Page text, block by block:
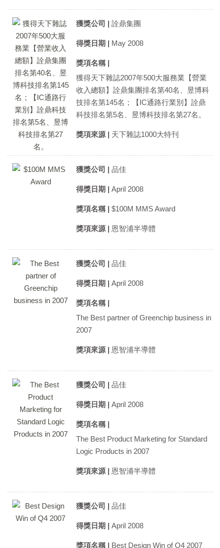
獲獎公司 | 詮鼎集團
得獎日期 | May 2008
獎項名稱 |
獲得天下雜誌2007年500大服務業【營業
收入總額】詮鼎集團排名第40名、昱博科
技排名第145名；【IC通路行業別】詮鼎
科技排名第5名、昱博科技排名第27名。
獎項來源 | 天下雜誌1000大特刊
獲獎公司 | 品佳
得獎日期 | April 2008
獎項名稱 | $100M MMS Award
獎項來源 | 恩智浦半導體
獲獎公司 | 品佳
得獎日期 | April 2008
獎項名稱 |
The Best partner of Greenchip business in
2007
獎項來源 | 恩智浦半導體
獲獎公司 | 品佳
得獎日期 | April 2008
獎項名稱 |
The Best Product Marketing for Standard
Logic Products in 2007
獎項來源 | 恩智浦半導體
獲獎公司 | 品佳
得獎日期 | April 2008
獎項名稱 | Best Design Win of Q4 2007